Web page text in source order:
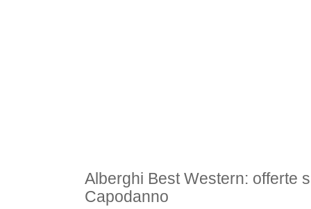
Alberghi Best Western: offerte
Capodanno